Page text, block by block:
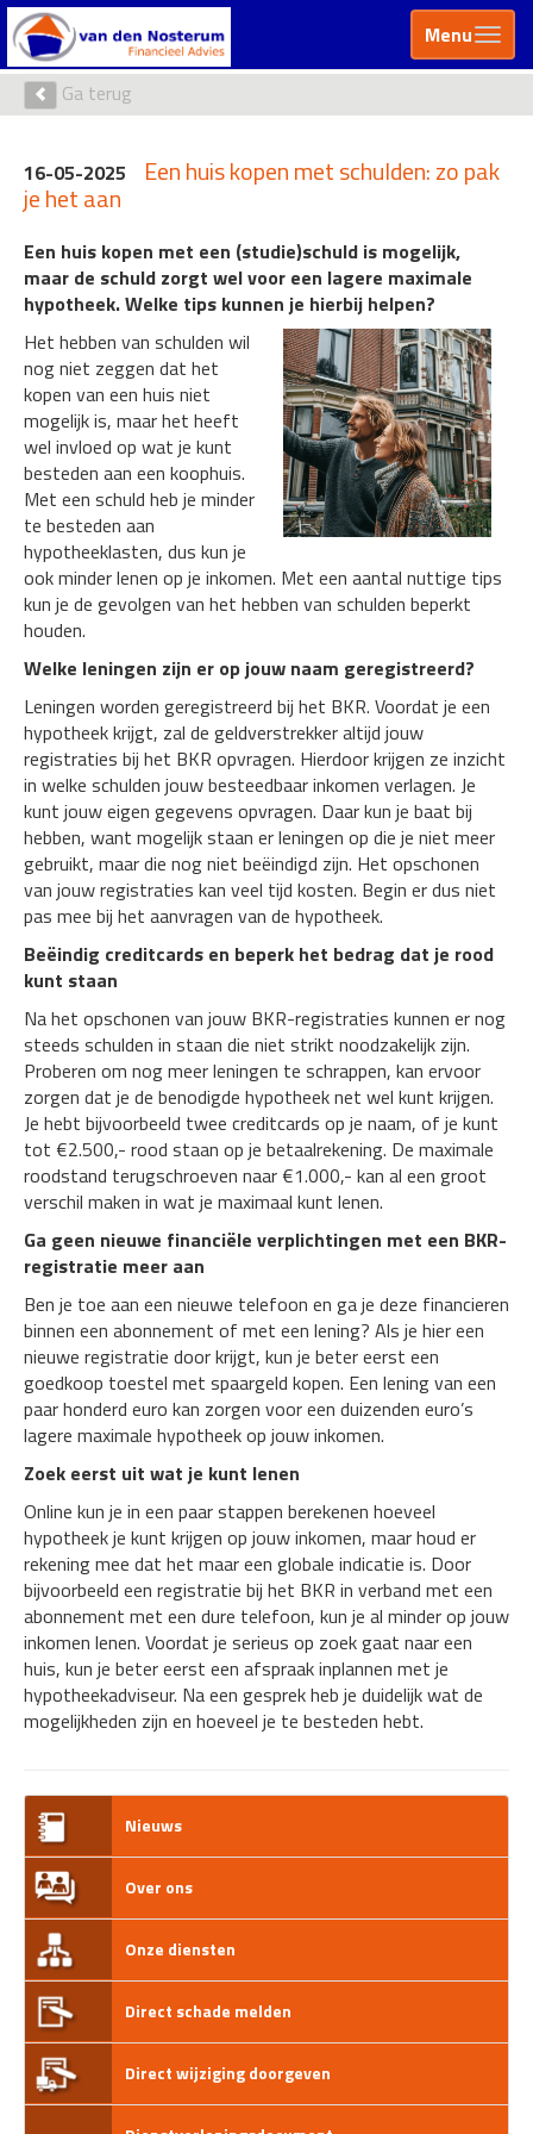
Menu
Ga terug
16-05-2025 Een huis kopen met schulden: zo pak
je het aan
Een huis kopen met een (studie)schuld is mogelijk,
maar de schuld zorgt wel voor een lagere maximale
hypotheek. Welke tips kunnen je hierbij helpen?
Het hebben van schulden wil
nog niet zeggen dat het
kopen van een huis niet
mogelijk is, maar het heeft
wel invloed op wat je kunt
besteden aan een koophuis.
Met een schuld heb je minder
te besteden aan
hypotheeklasten, dus kun je
ook minder lenen op je inkomen. Met een aantal nuttige tips
kun je de gevolgen van het hebben van schulden beperkt
houden.
Welke leningen zijn er op jouw naam geregistreerd?
Leningen worden geregistreerd bij het BKR. Voordat je een
hypotheek krijgt, zal de geldverstrekker altijd jouw
registraties bij het BKR opvragen. Hierdoor krijgen ze inzicht
in welke schulden jouw besteedbaar inkomen verlagen. Je
kunt jouw eigen gegevens opvragen. Daar kun je baat bij
hebben, want mogelijk staan er leningen op die je niet meer
gebruikt, maar die nog niet beëindigd zijn. Het opschonen
van jouw registraties kan veel tijd kosten. Begin er dus niet
pas mee bij het aanvragen van de hypotheek.
Beëindig creditcards en beperk het bedrag dat je rood
kunt staan
Na het opschonen van jouw BKR-registraties kunnen er nog
steeds schulden in staan die niet strikt noodzakelijk zijn.
Proberen om nog meer leningen te schrappen, kan ervoor
zorgen dat je de benodigde hypotheek net wel kunt krijgen.
Je hebt bijvoorbeeld twee creditcards op je naam, of je kunt
tot €2.500,- rood staan op je betaalrekening. De maximale
roodstand terugschroeven naar €1.000,- kan al een groot
verschil maken in wat je maximaal kunt lenen.
Ga geen nieuwe financiële verplichtingen met een BKR-
registratie meer aan
Ben je toe aan een nieuwe telefoon en ga je deze financieren
binnen een abonnement of met een lening? Als je hier een
nieuwe registratie door krijgt, kun je beter eerst een
goedkoop toestel met spaargeld kopen. Een lening van een
paar honderd euro kan zorgen voor een duizenden euro’s
lagere maximale hypotheek op jouw inkomen.
Zoek eerst uit wat je kunt lenen
Online kun je in een paar stappen berekenen hoeveel
hypotheek je kunt krijgen op jouw inkomen, maar houd er
rekening mee dat het maar een globale indicatie is. Door
bijvoorbeeld een registratie bij het BKR in verband met een
abonnement met een dure telefoon, kun je al minder op jouw
inkomen lenen. Voordat je serieus op zoek gaat naar een
huis, kun je beter eerst een afspraak inplannen met je
hypotheekadviseur. Na een gesprek heb je duidelijk wat de
mogelijkheden zijn en hoeveel je te besteden hebt.
Nieuws
Over ons
Onze diensten
Direct schade melden
Direct wijziging doorgeven